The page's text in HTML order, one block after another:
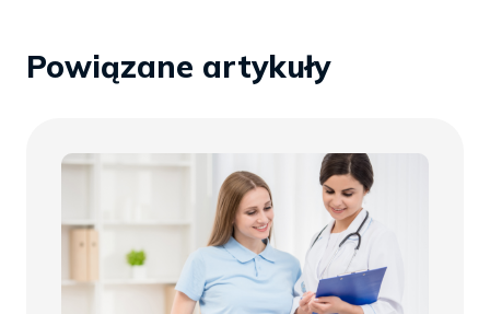
Powiązane artykuły